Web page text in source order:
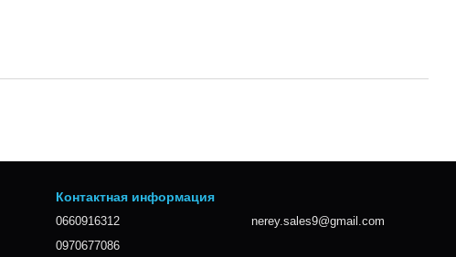
Контактная информация
0660916312
0970677086
nerey.sales9@gmail.com